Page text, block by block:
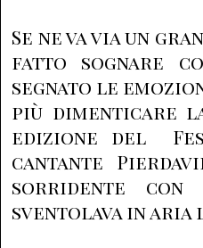
Se ne va via un
fatto sognare
segnato le
più dimenticare
edizione del
cantante
sorridente
sventolava in aria